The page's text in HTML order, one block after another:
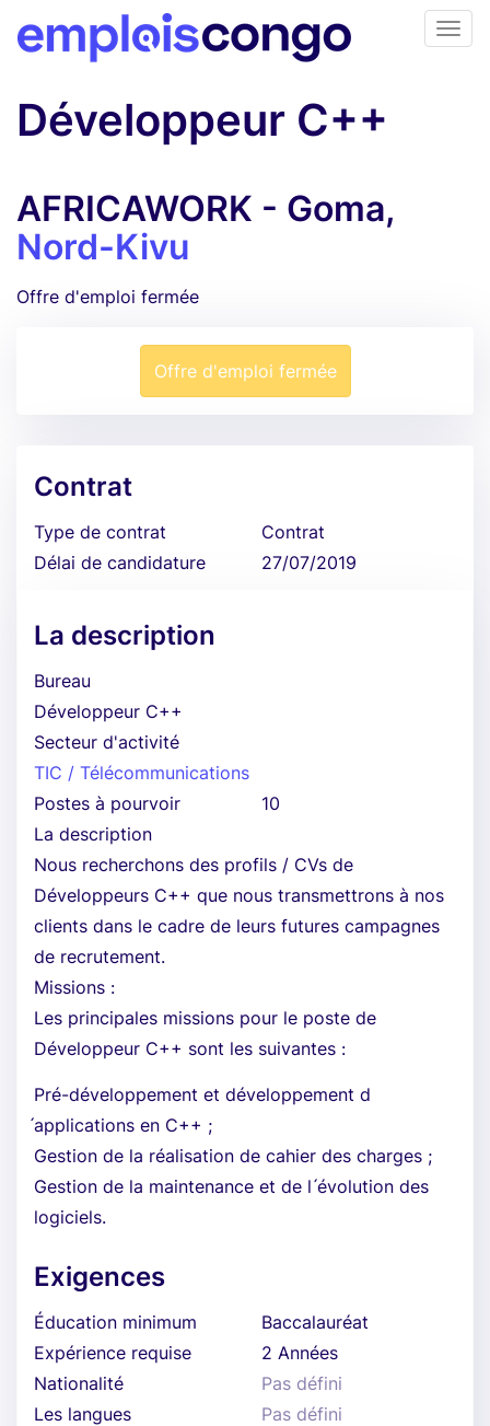
Développeur C++
AFRICAWORK - Goma,
Nord-Kivu
Offre d'emploi fermée
Offre d'emploi fermée
Contrat
Type de contrat
Contrat
Délai de candidature
27/07/2019
La description
Bureau
Développeur C++
Secteur d'activité
TIC / Télécommunications
Postes à pourvoir
10
La description
Nous recherchons des profils / CVs de
Développeurs C++ que nous transmettrons à nos
clients dans le cadre de leurs futures campagnes
de recrutement.
Missions :
Les principales missions pour le poste de
Développeur C++ sont les suivantes :
Pré-développement et développement d
́applications en C++ ;
Gestion de la réalisation de cahier des charges ;
Gestion de la maintenance et de l ́évolution des
logiciels.
Exigences
Éducation minimum
Baccalauréat
Expérience requise
2 Années
Nationalité
Pas défini
Les langues
Pas défini